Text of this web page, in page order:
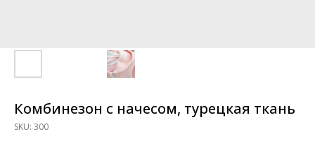
Комбинезон с начесом, турецкая ткань
SKU: 300